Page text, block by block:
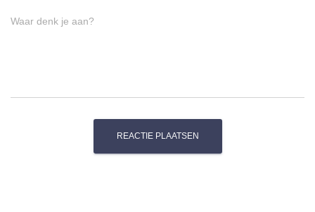
Waar denk je aan?